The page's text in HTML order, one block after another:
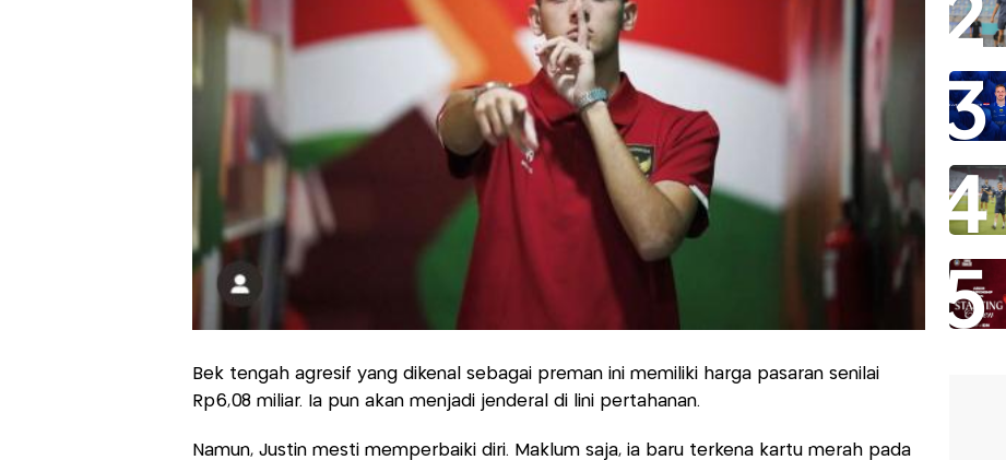
Bek tengah agresif yang dikenal sebagai preman ini memiliki harga pasaran senilai
Rp6,08 miliar. Ia pun akan menjadi jenderal di lini pertahanan.
Namun, Justin mesti memperbaiki diri. Maklum saja, ia baru terkena kartu merah pada